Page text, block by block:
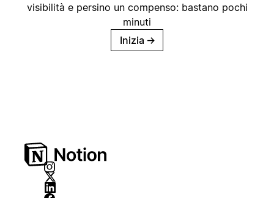
visibilità e persino un compenso: bastano pochi
minuti
Inizia →